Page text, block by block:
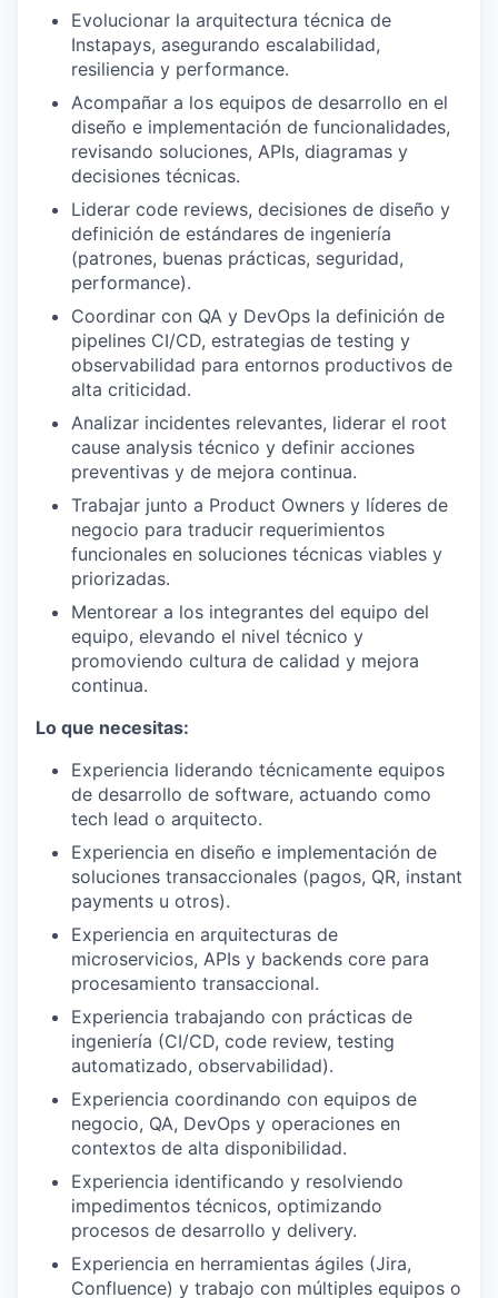
Evolucionar la arquitectura técnica de
Instapays, asegurando escalabilidad,
resiliencia y performance.
Acompañar a los equipos de desarrollo en el
diseño e implementación de funcionalidades,
revisando soluciones, APIs, diagramas y
decisiones técnicas.
Liderar code reviews, decisiones de diseño y
definición de estándares de ingeniería
(patrones, buenas prácticas, seguridad,
performance).
Coordinar con QA y DevOps la definición de
pipelines CI/CD, estrategias de testing y
observabilidad para entornos productivos de
alta criticidad.
Analizar incidentes relevantes, liderar el root
cause analysis técnico y definir acciones
preventivas y de mejora continua.
Trabajar junto a Product Owners y líderes de
negocio para traducir requerimientos
funcionales en soluciones técnicas viables y
priorizadas.
Mentorear a los integrantes del equipo del
equipo, elevando el nivel técnico y
promoviendo cultura de calidad y mejora
continua.
Lo que necesitas:
Experiencia liderando técnicamente equipos
de desarrollo de software, actuando como
tech lead o arquitecto.
Experiencia en diseño e implementación de
soluciones transaccionales (pagos, QR, instant
payments u otros).
Experiencia en arquitecturas de
microservicios, APIs y backends core para
procesamiento transaccional.
Experiencia trabajando con prácticas de
ingeniería (CI/CD, code review, testing
automatizado, observabilidad).
Experiencia coordinando con equipos de
negocio, QA, DevOps y operaciones en
contextos de alta disponibilidad.
Experiencia identificando y resolviendo
impedimentos técnicos, optimizando
procesos de desarrollo y delivery.
Experiencia en herramientas ágiles (Jira,
Confluence) y trabajo con múltiples equipos o